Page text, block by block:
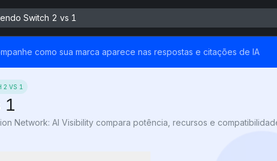
Switch 2 vs 1
como sua marca aparece nas respostas e citações de IA
2 VS 1
1